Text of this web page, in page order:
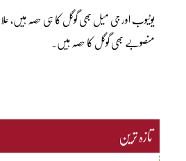
یوٹیوب اور جی میل بھی گوگل کا ہی حصہ ہیں،
منصوبے بھی گوگل کا حصہ ہیں۔
تازہ ترین